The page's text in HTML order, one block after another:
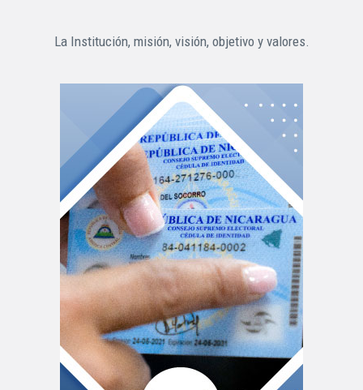
La Institución, misión, visión, objetivo y valores.